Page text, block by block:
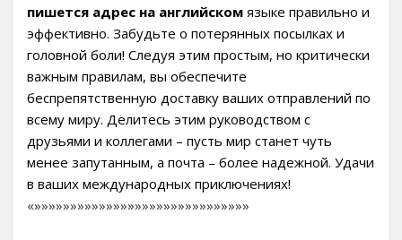
пишется адрес на английском языке правильно и
эффективно. Забудьте о потерянных посылках и
головной боли! Следуя этим простым, но критически
важным правилам, вы обеспечите
беспрепятственную доставку ваших отправлений по
всему миру. Делитесь этим руководством с
друзьями и коллегами – пусть мир станет чуть
менее запутанным, а почта – более надежной. Удачи
в ваших международных приключениях!
«»»»»»»»»»»»»»»»»»»»»»»»»»»»»»»